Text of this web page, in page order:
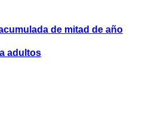
de mitad de año
adultos